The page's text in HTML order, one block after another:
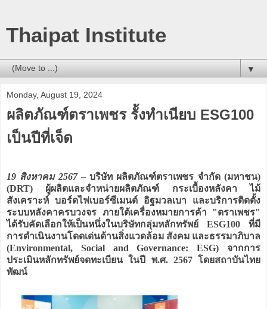
Thaipat Institute
▼
Monday, August 19, 2024
ผลิตภัณฑ์ตราเพชร รั้งทำเนียบ ESG100
เป็นปีที่เจ็ด
19 สิงหาคม 2567– บริษัท ผลิตภัณฑ์ตราเพชร จำกัด (มหาชน)
(DRT) ผู้ผลิตและจำหน่ายผลิตภัณฑ์ กระเบื้องหลังคา ไม้
สังเคราะห์ บอร์ดไฟเบอร์ซีเมนต์ อิฐมวลเบา และบริการติดตั้ง
ระบบหลังคาครบวงจร ภายใต้เครื่องหมายการค้า "ตราเพชร"
ได้รับคัดเลือกให้เป็นหนึ่งในบริษัทกลุ่มหลักทรัพย์ ESG100 ที่มี
การดำเนินงานโดดเด่นด้านสิ่งแวดล้อม สังคม และธรรมาภิบาล
(Environmental, Social and Governance: ESG) จากการ
ประเมินหลักทรัพย์จดทะเบียน ในปี พ.ศ. 2567 โดยสถาบันไทย
พัฒน์